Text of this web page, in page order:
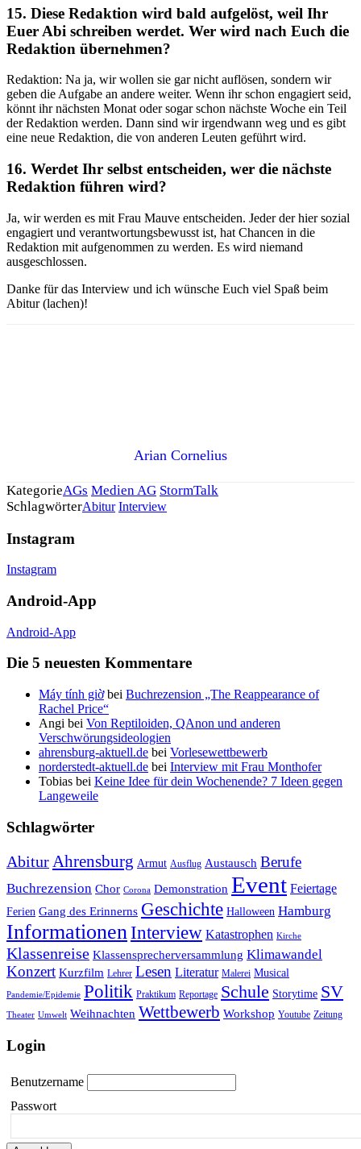
15. Diese Redaktion wird bald aufgelöst, weil Ihr
Euer Abi schreiben werdet. Wer wird nach Euch die
Redaktion übernehmen?
Redaktion: Na ja, wir wollen sie gar nicht auflösen, sondern wir
geben die Aufgabe an andere weiter. Wenn ihr schon engagiert seid,
könnt ihr nächsten Monat oder sogar schon nächste Woche ein Teil
der Redaktion werden. Dann sind wir irgendwann weg und es gibt
eine neue Redaktion, die von anderen Leuten geführt wird.
16. Werdet Ihr selbst entscheiden, wer die nächste
Redaktion führen wird?
Ja, wir werden es mit Frau Mauve entscheiden. Jeder der hier sozial
engagiert und verantwortungsbewusst ist, hat Chancen in die
Redaktion mit aufgenommen zu werden. Es wird niemand
ausgeschlossen.
Danke für das Interview und ich wünsche Euch viel Spaß beim
Abitur (lachen)!
Arian Cornelius
KategorieAGs Medien AG StormTalk
SchlagwörterAbitur Interview
Instagram
Instagram
Android-App
Android-App
Die 5 neuesten Kommentare
Máy tính giờbei Buchrezension „The Reappearance of
Rachel Price“
Angi bei Von Reptiloiden, QAnon und anderen
Verschwörungsideologien
ahrensburg-aktuell.de bei Vorlesewettbewerb
norderstedt-aktuell.de bei Interview mit Frau Monthofer
Tobias bei Keine Idee für dein Wochenende? 7 Ideen gegen
Langeweile
Schlagwörter
Abitur Ahrensburg Armut Ausflug Austausch Berufe
Buchrezension Chor Corona Demonstration Event Feiertage
Ferien Gang des Erinnerns Geschichte Halloween Hamburg
Informationen Interview Katastrophen Kirche
Klassenreise Klassensprecherversammlung Klimawandel
Konzert Kurzfilm Lehrer Lesen Literatur Malerei Musical
Pandemie/Epidemie Politik Praktikum Reportage Schule Storytime SV
Theater Umwelt Weihnachten Wettbewerb Workshop Youtube Zeitung
Login
Benutzername
Passwort